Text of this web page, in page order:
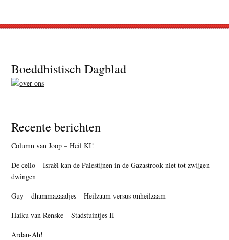
Footer
Boeddhistisch Dagblad
Recente berichten
Column van Joop – Heil KI!
De cello – Israël kan de Palestijnen in de Gazastrook niet tot zwijgen
dwingen
Guy – dhammazaadjes – Heilzaam versus onheilzaam
Haiku van Renske – Stadstuintjes II
Ardan-Ah!